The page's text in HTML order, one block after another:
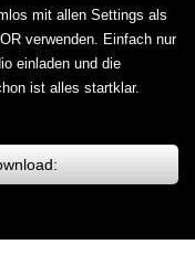
mit allen Settings als
verwenden. Einfach nur
einladen und die
ist alles startklar.